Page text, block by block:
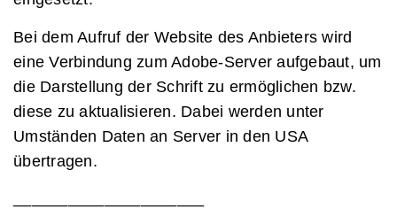
Bei dem Aufruf der Website des Anbieters wird
eine Verbindung zum Adobe-Server aufgebaut, um
die Darstellung der Schrift zu ermöglichen bzw.
diese zu aktualisieren. Dabei werden unter
Umständen Daten an Server in den USA
übertragen.